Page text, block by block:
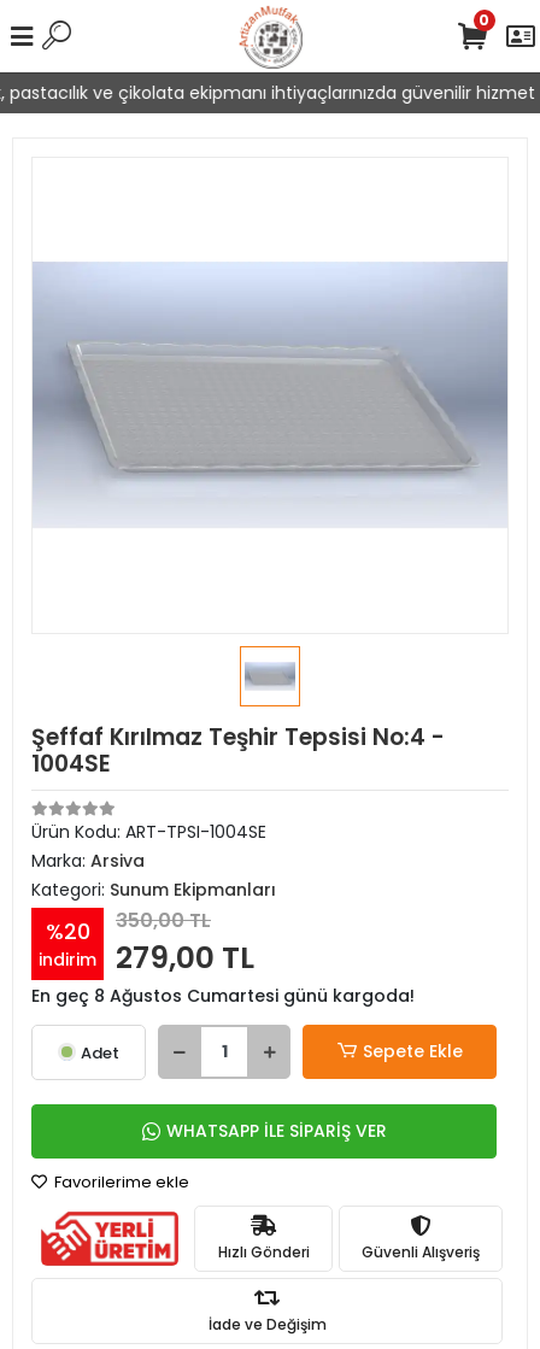
ve çikolata ekipmanı ihtiyaçlarınızda güvenilir hizmet
0
Şeffaf Kırılmaz Teşhir Tepsisi No:4 -
1004SE
Ürün Kodu: ART-TPSI-1004SE
Marka: Arsiva
Kategori: Sunum Ekipmanları
%20
indirim
350,00 TL
279,00 TL
En geç 8 Ağustos Cumartesi günü kargoda!
Adet Sepete Ekle
WHATSAPP İLE SİPARİŞ VER
Favorilerime ekle
Hızlı Gönderi Güvenli Alışveriş
İade ve Değişim